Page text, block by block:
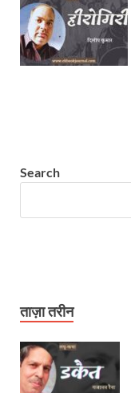
Search
ताज़ा तरीन